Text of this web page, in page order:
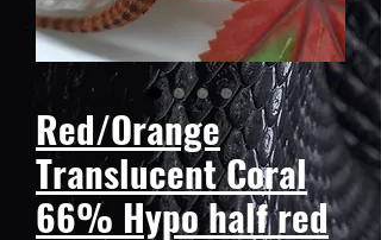
Red/Orange
Translucent Coral
66% Hypo half red